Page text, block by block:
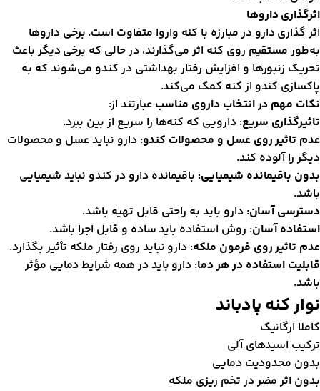
داروها
گذاری دارو در مبارزه با کنه واروا متفاوت است. برخی داروها
مستقیم روی کنه اثر می‌گذارند، در حالی که برخی دیگر باعث
زنبورها و افزایش رفتار بهداشتی در کندو می‌شوند که به
کندو از کنه کمک می‌کند.
مهم در انتخاب داروی مناسبعبارتند از:
سریع: دارویی که کنه‌ها را سریع از بین ببرد.
تاثیر روی عسل و محصولات کندو: دارو نباید عسل و محصولات
را آلوده کند.
باقیمانده شیمیایی: باقیمانده دارو در کندو نباید شیمیایی
آسان: دارو باید به راحتی قابل تهیه باشد.
آسان: روش استفاده باید ساده و قابل اجرا باشد.
تاثیر روی فرمون ملکه: دارو نباید روی رفتار ملکه تأثیر بگذارد.
استفاده در هر دما: دارو باید در همه شرایط دمایی مؤثر
کنه پادباند
ارگانیک
اسیدهای آلی
محدودیت دمایی
اثر مضر در تخم ریزی ملکه